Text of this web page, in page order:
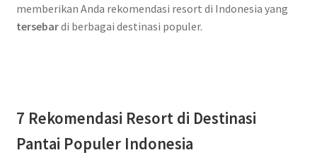
memberikan Anda rekomendasi resort di Indonesia yang
tersebardi berbagai destinasi populer.
7 Rekomendasi Resort di Destinasi
Pantai Populer Indonesia